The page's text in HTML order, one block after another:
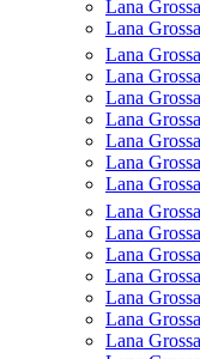
Lana
Lana
Lana
Lana
Lana
Lana
Lana
Lana
Lana
Lana
Lana
Lana
Lana
Lana
Lana
Lana